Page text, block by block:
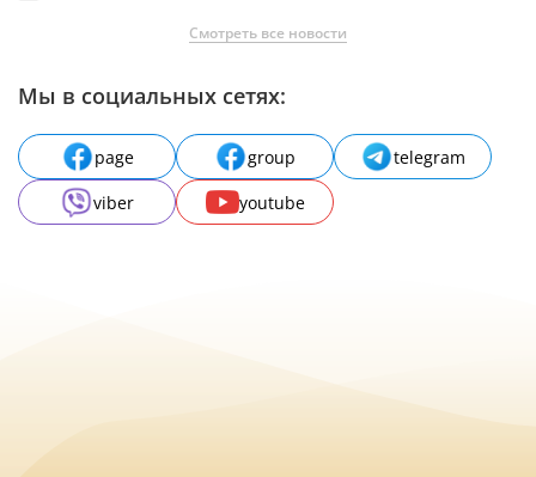
Смотреть все новости
Мы в социальных сетях:
page group
telegram
viber
youtube